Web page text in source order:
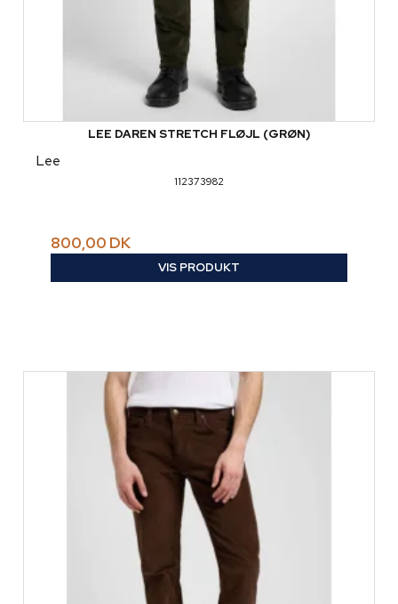
LEE DAREN STRETCH FLØJL (GRØN)
Lee
112373982
800,00 DK
VIS PRODUKT